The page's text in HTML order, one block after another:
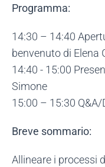
Programma:
14:30 – 14:40
benvenuto di Elena
14:40 - 15:00
Simone
15:00 – 15:30
Breve sommario:
Allineare i processi